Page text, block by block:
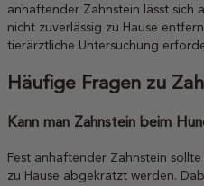
anhaftender Zahnstein lässt sich
nicht zuverlässig zu Hause
tierärztliche Untersuchung
Häufige Fragen zu
Kann man Zahnstein beim
Fest anhaftender Zahnstein
zu Hause abgekratzt werden.